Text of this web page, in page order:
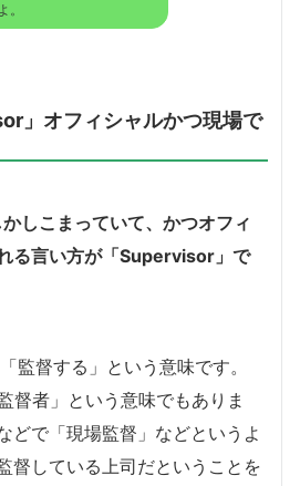
。
」オフィシャルかつ現場で
しこまっていて、かつオフィ
る言い方が「Supervisor」で
監督する」という意味です。
督者」という意味でもありま
どで「現場監督」などというよ
督している上司だということを